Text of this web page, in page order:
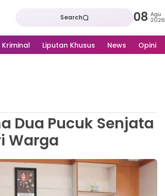
Search 08 Agu
2026
Kriminal Liputan Khusus News Opini
Dua Pucuk Senjata
Warga